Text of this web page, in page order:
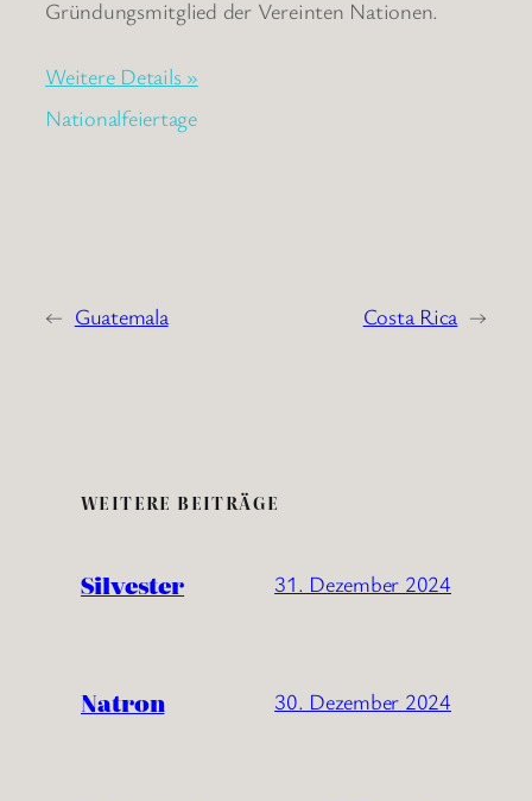
Gründungsmitglied der Vereinten Nationen.
Weitere Details »
Nationalfeiertage
← Guatemala Costa Rica →
WEITERE BEITRÄGE
Silvester 31. Dezember 2024
Natron 30. Dezember 2024